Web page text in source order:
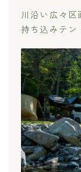
川沿い広々区
持ち込みテン